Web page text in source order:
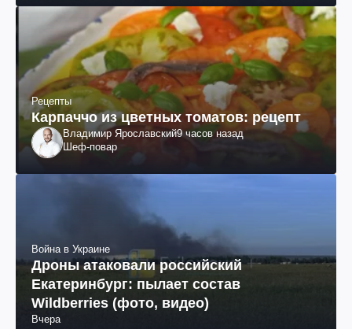
Рецепты
Карпаччо из цветных томатов: рецепт
Владимир Ярославский9 часов назад
Шеф-повар
Война в Украине
Дроны атаковали российский
Екатеринбург: пылает состав
Wildberries (фото, видео)
Вчера